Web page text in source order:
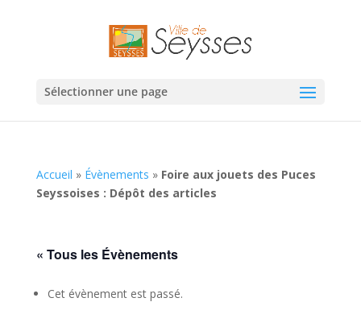
Sélectionner une page
Accueil » Évènements » Foire aux jouets des Puces
Seyssoises : Dépôt des articles
« Tous les Évènements
Cet évènement est passé.